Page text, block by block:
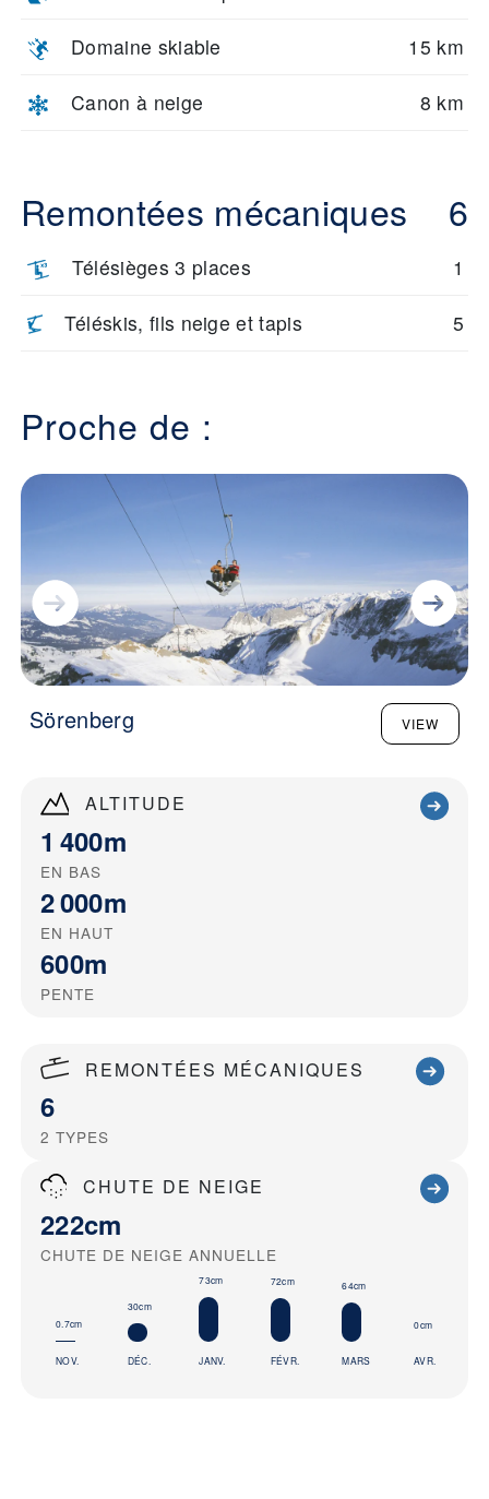
ALTITUDE
1 400m
EN BAS
2 000m
EN HAUT
600m
PENTE
REMONTÉES MÉCANIQUES
6
2 TYPES
CHUTE DE NEIGE
222cm
CHUTE DE NEIGE ANNUELLE
0.7cm
NOV.
30cm
DÉC.
73cm
JANV.
72cm
FÉVR.
64cm
MARS
0cm
AVR.
Domaine skiable 15 km
Canon à neige 8 km
Remontées mécaniques 6
Télésièges 3 places 1
Téléskis, fils neige et tapis 5
Proche de :
Sörenberg VIEW